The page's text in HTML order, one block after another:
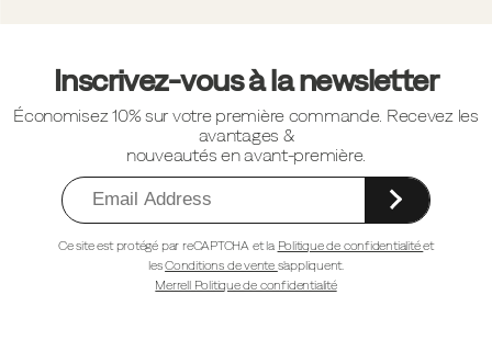
pied
Inscrivez-vous à la newsletter
Économisez 10% sur votre première commande. Recevez les
avantages &
nouveautés en avant-première.
Ce site est protégé par reCAPTCHA et la Politique de confidentialitéet
lesConditions de vente s'appliquent.
Merrell Politique de confidentialité